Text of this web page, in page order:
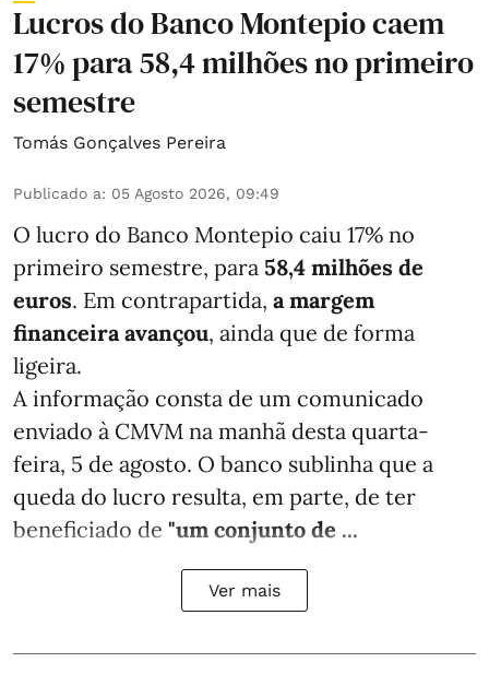
Lucros do Banco Montepio caem
17% para 58,4 milhões no primeiro
semestre
Tomás Gonçalves Pereira
Publicado a: 05 Agosto 2026, 09:49
O lucro do Banco Montepio caiu 17% no
primeiro semestre, para 58,4 milhões de
euros. Em contrapartida, a margem
financeira avançou, ainda que de forma
ligeira.
A informação consta de um comunicado
enviado à CMVM na manhã desta quarta-
feira, 5 de agosto. O banco sublinha que a
queda do lucro resulta, em parte, de ter
beneficiado de "um conjunto de ...
Ver mais